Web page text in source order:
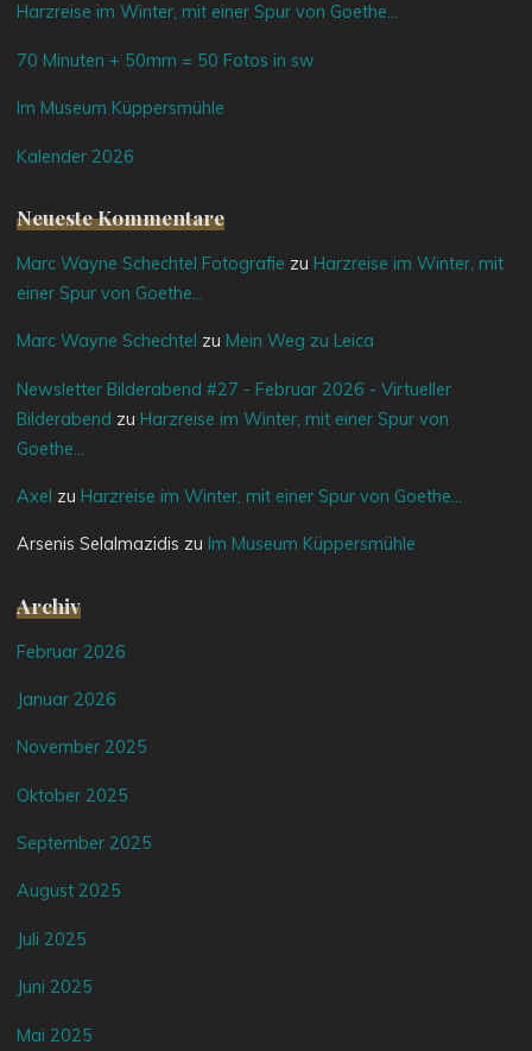
Harzreise im Winter, mit einer Spur von Goethe…
70 Minuten + 50mm = 50 Fotos in sw
Im Museum Küppersmühle
Kalender 2026
Neueste Kommentare
Marc Wayne Schechtel Fotografie zu Harzreise im Winter, mit
einer Spur von Goethe…
Marc Wayne Schechtel zu Mein Weg zu Leica
Newsletter Bilderabend #27 - Februar 2026 - Virtueller
Bilderabend zu Harzreise im Winter, mit einer Spur von
Goethe…
Axel zu Harzreise im Winter, mit einer Spur von Goethe…
Arsenis Selalmazidis zu Im Museum Küppersmühle
Archiv
Februar 2026
Januar 2026
November 2025
Oktober 2025
September 2025
August 2025
Juli 2025
Juni 2025
Mai 2025